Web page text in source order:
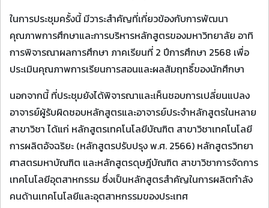
ในการประชุมครั้งนี้ มีวาระสำคัญที่เกี่ยวข้องกับการพัฒนา
คุณภาพการศึกษาและการบริหารหลักสูตรของมหาวิทยาลัย อาทิ
การพิจารณาผลการศึกษา ภาคเรียนที่ 2 ปีการศึกษา 2568 เพื่อ
ประเมินคุณภาพการเรียนการสอนและผลสัมฤทธิ์ของนักศึกษา
นอกจากนี้ ที่ประชุมยังได้พิจารณาและเห็นชอบการเปลี่ยนแปลง
อาจารย์ผู้รับผิดชอบหลักสูตรและอาจารย์ประจำหลักสูตรในหลาย
สาขาวิชา ได้แก่ หลักสูตรเทคโนโลยีบัณฑิต สาขาวิชาเทคโนโลยี
การผลิตอัจฉริยะ (หลักสูตรปรับปรุง พ.ศ. 2566) หลักสูตรวิทยา
ศาสตรมหาบัณฑิต และหลักสูตรดุษฎีบัณฑิต สาขาวิชาการจัดการ
เทคโนโลยีอุตสาหกรรม ซึ่งเป็นหลักสูตรสำคัญในการผลิตกำลัง
คนด้านเทคโนโลยีและอุตสาหกรรมของประเทศ